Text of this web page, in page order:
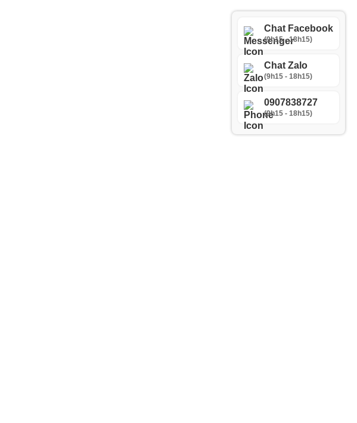
Chat Facebook
(9h15 - 18h15)
Chat Zalo
(9h15 - 18h15)
0907838727
(9h15 - 18h15)